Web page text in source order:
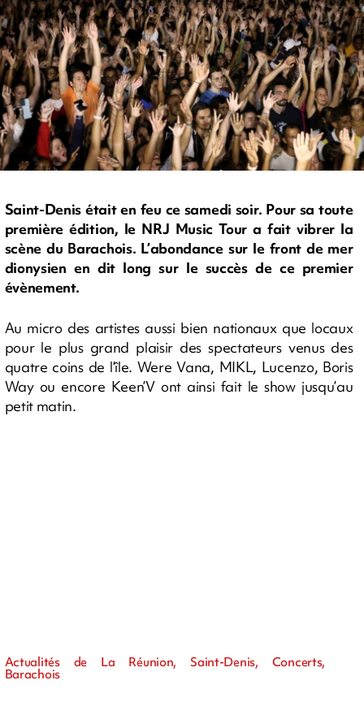
Saint-Denis était en feu ce samedi soir. Pour sa toute
première édition, le NRJ Music Tour a fait vibrer la
scène du Barachois. L’abondance sur le front de mer
dionysien en dit long sur le succès de ce premier
évènement.
Au micro des artistes aussi bien nationaux que locaux
pour le plus grand plaisir des spectateurs venus des
quatre coins de l’île. Were Vana, MIKL, Lucenzo, Boris
Way ou encore Keen’V ont ainsi fait le show jusqu’au
petit matin.
Actualités de La Réunion, Saint-Denis, Concerts,
Barachois